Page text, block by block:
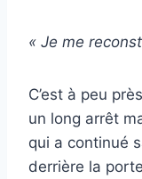
« Je me
C’est à peu
un long arrêt
qui a continué
derrière la